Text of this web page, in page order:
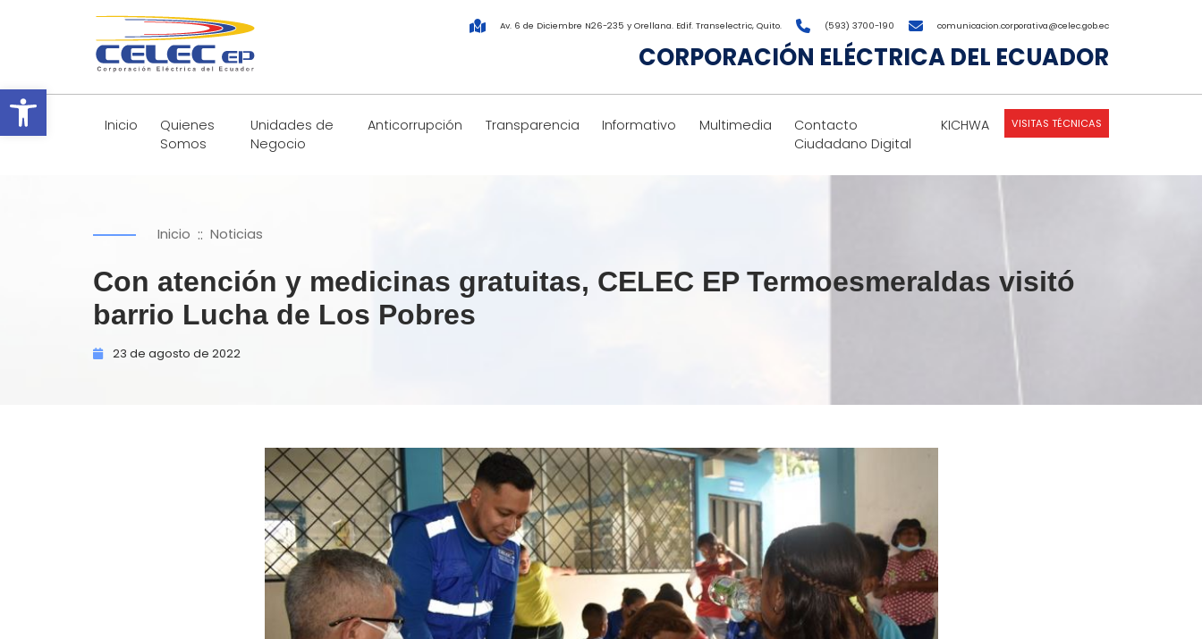
Abrir barra de herramientas
Av. 6 de Diciembre N26-235 y Orellana. Edif. Transelectric, Quito. (593) 3700-190 comunicacion.corporativa@celec.gob.ec
CORPORACIÓN ELÉCTRICA DEL ECUADOR
Inicio
Quienes
Somos
Unidades de
Negocio
Anticorrupción Transparencia Informativo Multimedia
Contacto
Ciudadano Digital
KICHWA VISITAS TÉCNICAS
Inicio :: Noticias
Con atención y medicinas gratuitas, CELEC EP Termoesmeraldas visitó
barrio Lucha de Los Pobres
23 de agosto de 2022